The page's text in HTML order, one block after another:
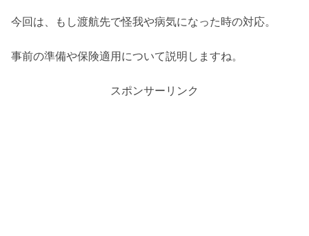
今回は、もし渡航先で怪我や病気になった時の対応。
事前の準備や保険適用について説明しますね。
スポンサーリンク